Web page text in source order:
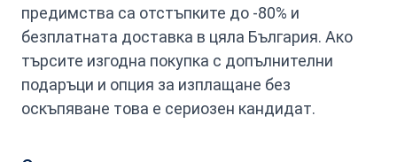
предимства са отстъпките до -80% и
безплатната доставка в цяла България. Ако
търсите изгодна покупка с допълнителни
подаръци и опция за изплащане без
оскъпяване това е сериозен кандидат.